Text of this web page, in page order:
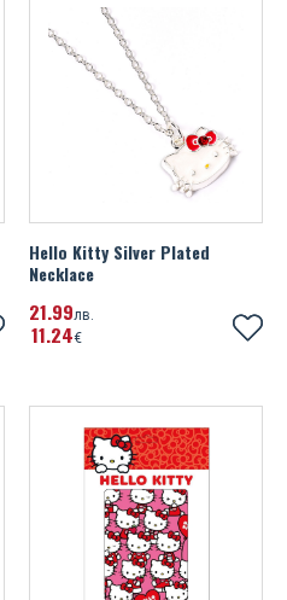
Hello Kitty Silver Plated
Necklace
21 99лв.
11 24€
Tottenham Hotspur FC
UEFA Champions League
Watford FC
West Ham United FC
Wolverhampton Wanderers FC